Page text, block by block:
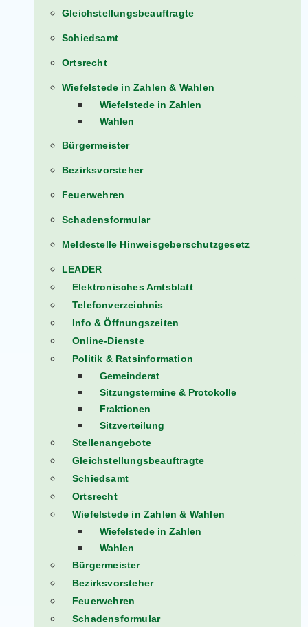
Gleichstellungsbeauftragte
Schiedsamt
Ortsrecht
Wiefelstede in Zahlen & Wahlen
Wiefelstede in Zahlen
Wahlen
Bürgermeister
Bezirksvorsteher
Feuerwehren
Schadensformular
Meldestelle Hinweisgeberschutzgesetz
LEADER
Elektronisches Amtsblatt
Telefonverzeichnis
Info & Öffnungszeiten
Online-Dienste
Politik & Ratsinformation
Gemeinderat
Sitzungstermine & Protokolle
Fraktionen
Sitzverteilung
Stellenangebote
Gleichstellungsbeauftragte
Schiedsamt
Ortsrecht
Wiefelstede in Zahlen & Wahlen
Wiefelstede in Zahlen
Wahlen
Bürgermeister
Bezirksvorsteher
Feuerwehren
Schadensformular